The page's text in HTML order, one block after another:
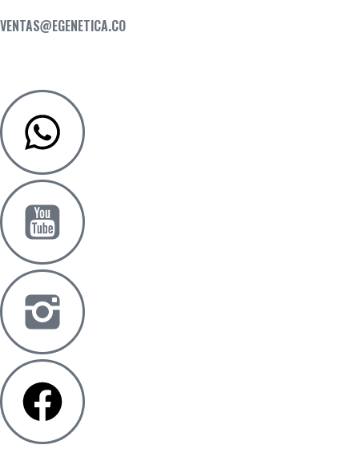
VENTAS@EGENETICA.CO